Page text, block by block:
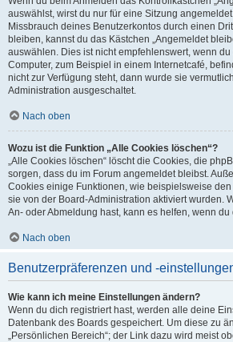
auswählst, wirst du nur für eine Sitzung
Missbrauch deines Benutzerkontos durch einen
bleiben, kannst du das Kästchen „Angemeldet
auswählen. Dies ist nicht empfehlenswert, wenn
Computer, zum Beispiel in einem Internetcafé,
nicht zur Verfügung steht, dann wurde sie
Administration ausgeschaltet.
Nach oben
Wozu ist die Funktion „Alle Cookies löschen“?
„Alle Cookies löschen“ löscht die Cookies, die
sorgen, dass du im Forum angemeldet bleibst.
Cookies einige Funktionen, wie beispielsweise den
sie von der Board-Administration aktiviert wurden.
An- oder Abmeldung hast, kann es helfen, wenn
Nach oben
Benutzerpräferenzen und -
Wie kann ich meine Einstellungen ändern?
Wenn du dich registriert hast, werden alle deine
Datenbank des Boards gespeichert. Um diese zu
„Persönlichen Bereich“; der Link dazu wird meist